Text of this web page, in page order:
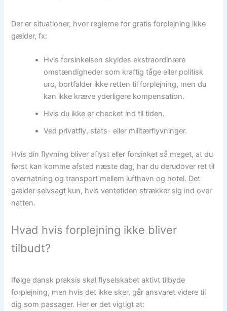
Der er situationer, hvor reglerne for gratis forplejning ikke
gælder, fx:
Hvis forsinkelsen skyldes ekstraordinære
omstændigheder som kraftig tåge eller politisk
uro, bortfalder ikke retten til forplejning, men du
kan ikke kræve yderligere kompensation.
Hvis du ikke er checket ind til tiden.
Ved privatfly, stats- eller militærflyvninger.
Hvis din flyvning bliver aflyst eller forsinket så meget, at du
først kan komme afsted næste dag, har du derudover ret til
overnatning og transport mellem lufthavn og hotel. Det
gælder selvsagt kun, hvis ventetiden strækker sig ind over
natten.
Hvad hvis forplejning ikke bliver
tilbudt?
Ifølge dansk praksis skal flyselskabet aktivt tilbyde
forplejning, men hvis det ikke sker, går ansvaret videre til
dig som passager. Her er det vigtigt at: